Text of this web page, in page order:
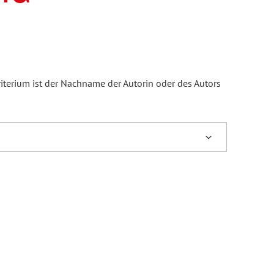
ist der Nachname der Autorin oder des Autors